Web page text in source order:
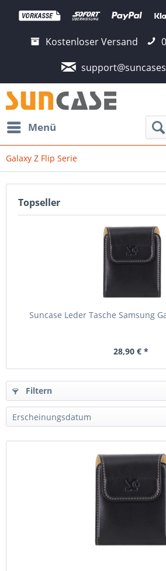
Kostenloser Versand
Menü
Galaxy Z Flip Serie
Topseller
Suncase Leder Tasche Samsung
28,90 € *
Filtern